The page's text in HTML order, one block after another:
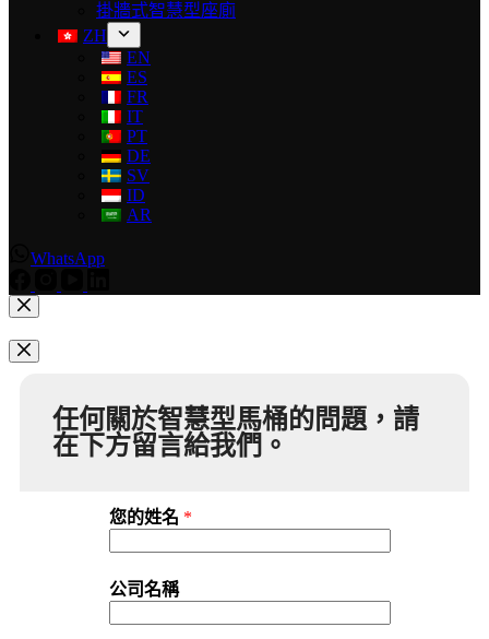
掛牆式智慧型座廁
ZH
EN
ES
FR
IT
PT
DE
SV
ID
AR
WhatsApp
任何關於智慧型馬桶的問題，請
在下方留言給我們。
您的姓名 *
公司名稱